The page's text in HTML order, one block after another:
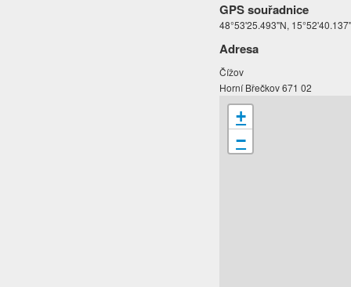
GPS souřadnice
48°53'25.493"N,
Adresa
Čížov
Horní Břečkov 671 02
+
−